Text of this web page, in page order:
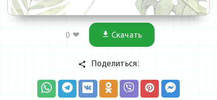
0 ❤ Скачать
Поделиться: